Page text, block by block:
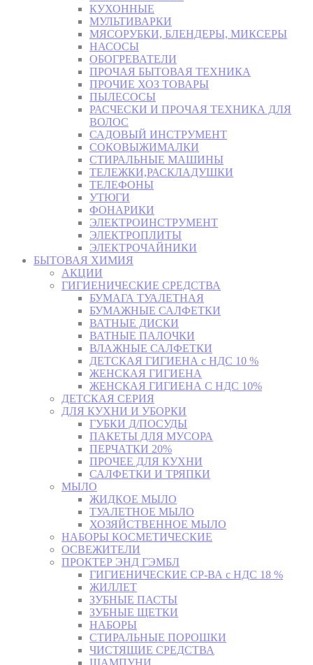
КУХОННЫЕ
МУЛЬТИВАРКИ
МЯСОРУБКИ, БЛЕНДЕРЫ, МИКСЕРЫ
НАСОСЫ
ОБОГРЕВАТЕЛИ
ПРОЧАЯ БЫТОВАЯ ТЕХНИКА
ПРОЧИЕ ХОЗ ТОВАРЫ
ПЫЛЕСОСЫ
РАСЧЕСКИ И ПРОЧАЯ ТЕХНИКА ДЛЯ
ВОЛОС
САДОВЫЙ ИНСТРУМЕНТ
СОКОВЫЖИМАЛКИ
СТИРАЛЬНЫЕ МАШИНЫ
ТЕЛЕЖКИ,РАСКЛАДУШКИ
ТЕЛЕФОНЫ
УТЮГИ
ФОНАРИКИ
ЭЛЕКТРОИНСТРУМЕНТ
ЭЛЕКТРОПЛИТЫ
ЭЛЕКТРОЧАЙНИКИ
БЫТОВАЯ ХИМИЯ
АКЦИИ
ГИГИЕНИЧЕСКИЕ СРЕДСТВА
БУМАГА ТУАЛЕТНАЯ
БУМАЖНЫЕ САЛФЕТКИ
ВАТНЫЕ ДИСКИ
ВАТНЫЕ ПАЛОЧКИ
ВЛАЖНЫЕ САЛФЕТКИ
ДЕТСКАЯ ГИГИЕНА с НДС 10 %
ЖЕНСКАЯ ГИГИЕНА
ЖЕНСКАЯ ГИГИЕНА С НДС 10%
ДЕТСКАЯ СЕРИЯ
ДЛЯ КУХНИ И УБОРКИ
ГУБКИ Д/ПОСУДЫ
ПАКЕТЫ ДЛЯ МУСОРА
ПЕРЧАТКИ 20%
ПРОЧЕЕ ДЛЯ КУХНИ
САЛФЕТКИ И ТРЯПКИ
МЫЛО
ЖИДКОЕ МЫЛО
ТУАЛЕТНОЕ МЫЛО
ХОЗЯЙСТВЕННОЕ МЫЛО
НАБОРЫ КОСМЕТИЧЕСКИЕ
ОСВЕЖИТЕЛИ
ПРОКТЕР ЭНД ГЭМБЛ
ГИГИЕНИЧЕСКИЕ СР-ВА с НДС 18 %
ЖИЛЛЕТ
ЗУБНЫЕ ПАСТЫ
ЗУБНЫЕ ЩЕТКИ
НАБОРЫ
СТИРАЛЬНЫЕ ПОРОШКИ
ЧИСТЯЩИЕ СРЕДСТВА